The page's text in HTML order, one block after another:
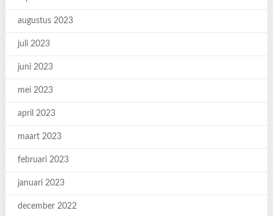
augustus 2023
juli 2023
juni 2023
mei 2023
april 2023
maart 2023
februari 2023
januari 2023
december 2022